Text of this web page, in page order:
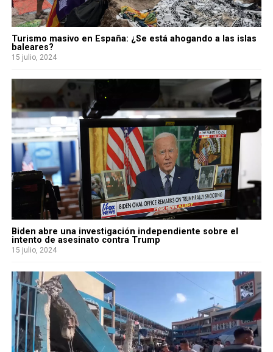
Turismo masivo en España: ¿Se está ahogando a las islas
baleares?
15 julio, 2024
Biden abre una investigación independiente sobre el
intento de asesinato contra Trump
15 julio, 2024